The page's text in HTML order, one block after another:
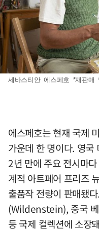
세바스티안 에스페호 *재판매
에스페호는 현재 국제
가운데 한 명이다. 영국
2년 만에 주요 전시마
계적 아트페어 프리즈
출품작 전량이 판매됐
(Wildenstein), 중국
등 국제 컬렉션에 소장